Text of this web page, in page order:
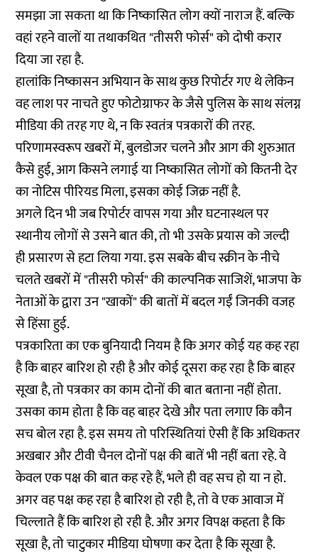
समझा जा सकता था कि निष्कासित लोग क्यों नाराज हैं. बल्कि
वहां रहने वालों या तथाकथित "तीसरी फोर्स" को दोषी करार
दिया जा रहा है.
हालांकि निष्कासन अभियान के साथ कुछ रिपोर्टर गए थे लेकिन
वह लाश पर नाचते हुए फोटोग्राफर के जैसे पुलिस के साथ संलग्न
मीडिया की तरह गए थे, न कि स्वतंत्र पत्रकारों की तरह.
परिणामस्वरूप खबरों में, बुलडोजर चलने और आग की शुरुआत
कैसे हुई, आग किसने लगाई या निष्कासित लोगों को कितनी देर
का नोटिस पीरियड मिला, इसका कोई जिक्र नहीं है.
अगले दिन भी जब रिपोर्टर वापस गया और घटनास्थल पर
स्थानीय लोगों से उसने बात की, तो भी उसके प्रयास को जल्दी
ही प्रसारण से हटा लिया गया. इस सबके बीच स्क्रीन के नीचे
चलते खबरों में "तीसरी फोर्स" की काल्पनिक साजिशें, भाजपा के
नेताओं के द्वारा उन "खाकों" की बातों में बदल गईं जिनकी वजह
से हिंसा हुई.
पत्रकारिता का एक बुनियादी नियम है कि अगर कोई यह कह रहा
है कि बाहर बारिश हो रही है और कोई दूसरा कह रहा है कि बाहर
सूखा है, तो पत्रकार का काम दोनों की बात बताना नहीं होता.
उसका काम होता है कि वह बाहर देखे और पता लगाए कि कौन
सच बोल रहा है. इस समय तो परिस्थितियां ऐसी हैं कि अधिकतर
अखबार और टीवी चैनल दोनों पक्ष की बातें भी नहीं बता रहे. वे
केवल एक पक्ष की बात कह रहे हैं, भले ही वह सच हो या न हो.
अगर वह पक्ष कह रहा है बारिश हो रही है, तो वे एक आवाज में
चिल्लाते हैं कि बारिश हो रही है. और अगर विपक्ष कहता है कि
सूखा है, तो चाटुकार मीडिया घोषणा कर देता है कि सूखा है.